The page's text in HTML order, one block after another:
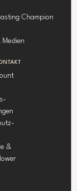
Champion
Medien
&